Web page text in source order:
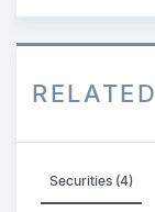
Securities (4)